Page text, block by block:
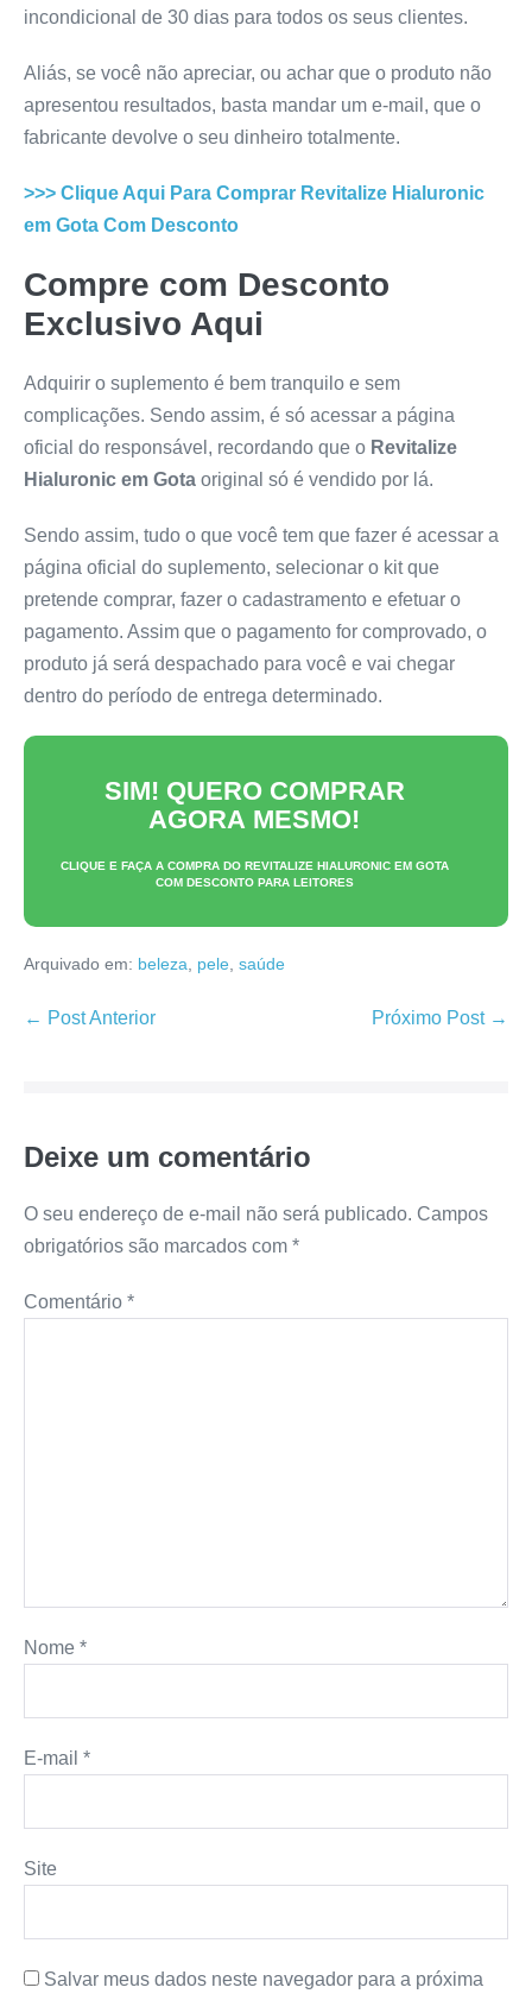
incondicional de 30 dias para todos os seus clientes.
Aliás, se você não apreciar, ou achar que o produto não
apresentou resultados, basta mandar um e-mail, que o
fabricante devolve o seu dinheiro totalmente.
>>> Clique Aqui Para Comprar Revitalize Hialuronic
em Gota Com Desconto
Compre com Desconto
Exclusivo Aqui
Adquirir o suplemento é bem tranquilo e sem
complicações. Sendo assim, é só acessar a página
oficial do responsável, recordando que o Revitalize
Hialuronic em Gota original só é vendido por lá.
Sendo assim, tudo o que você tem que fazer é acessar a
página oficial do suplemento, selecionar o kit que
pretende comprar, fazer o cadastramento e efetuar o
pagamento. Assim que o pagamento for comprovado, o
produto já será despachado para você e vai chegar
dentro do período de entrega determinado.
SIM! QUERO COMPRAR
AGORA MESMO!
CLIQUE E FAÇA A COMPRA DO REVITALIZE HIALURONIC EM GOTA
COM DESCONTO PARA LEITORES
Arquivado em: beleza pele saúde
Navegação
← Post Anterior Próximo Post →
Deixe um comentário
O seu endereço de e-mail não será publicado. Campos
obrigatórios são marcados com *
Comentário *
Nome *
E-mail *
Site
Salvar meus dados neste navegador para a próxima